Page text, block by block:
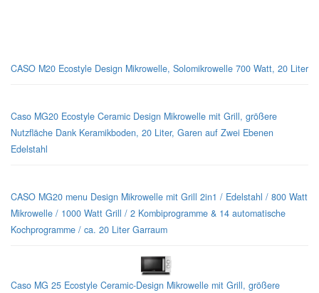
CASO M20 Ecostyle Design Mikrowelle, Solomikrowelle 700 Watt, 20 Liter
Caso MG20 Ecostyle Ceramic Design Mikrowelle mit Grill, größere
Nutzfläche Dank Keramikboden, 20 Liter, Garen auf Zwei Ebenen
Edelstahl
CASO MG20 menu Design Mikrowelle mit Grill 2in1 / Edelstahl / 800 Watt
Mikrowelle / 1000 Watt Grill / 2 Kombiprogramme & 14 automatische
Kochprogramme / ca. 20 Liter Garraum
Caso MG 25 Ecostyle Ceramic-Design Mikrowelle mit Grill, größere